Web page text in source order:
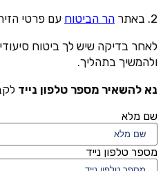
2. באתר
הר הביטוח עם פרטי
לאחר בדיקה שיש לך ביטוח
ולהמשיך בתהליך.
נא להשאיר מספר טלפון נייד
שם מלא
מספר טלפון נייד